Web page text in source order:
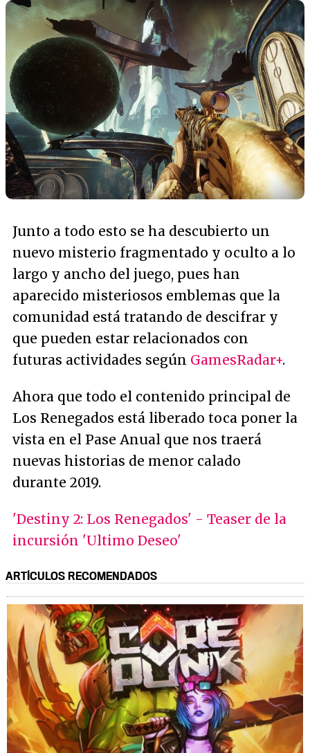
Junto a todo esto se ha descubierto un
nuevo misterio fragmentado y oculto a lo
largo y ancho del juego, pues han
aparecido misteriosos emblemas que la
comunidad está tratando de descifrar y
que pueden estar relacionados con
futuras actividades según GamesRadar+.
Ahora que todo el contenido principal de
Los Renegados está liberado toca poner la
vista en el Pase Anual que nos traerá
nuevas historias de menor calado
durante 2019.
'Destiny 2: Los Renegados' - Teaser de la
incursión 'Ultimo Deseo'
ARTÍCULOS RECOMENDADOS